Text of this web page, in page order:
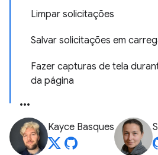
Limpar solicitações
Salvar solicitações em
Fazer capturas de tela
da página
Kayce Basques